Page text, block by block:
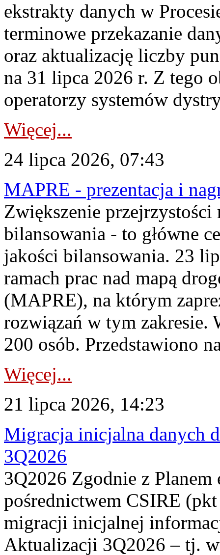
ekstrakty danych w
terminowe przekazanie
oraz aktualizację liczby
na 31 lipca 2026 r. Z tego
operatorzy systemów
Więcej...
24 lipca 2026, 07:43
MAPRE - prezentacja i
Zwiększenie
bilansowania - to główne
jakości bilansowania. 23
ramach prac nad mapą
(MAPRE), na którym
rozwiązań w tym zakresie.
200 osób. Przedstawiono
Więcej...
21 lipca 2026, 14:23
Migracja inicjalna danych
3Q2026
3Q2026 Zgodnie z
pośrednictwem CSIRE
migracji inicjalnej
Aktualizacji 3Q2026 – tj.